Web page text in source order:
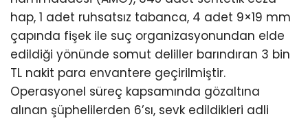
hap, 1 adet ruhsatsız tabanca, 4 adet 9×19 mm
çapında fişek ile suç organizasyonundan elde
edildiği yönünde somut deliller barındıran 3 bin
TL nakit para envantere geçirilmiştir.
Operasyonel süreç kapsamında gözaltına
alınan şüphelilerden 6’sı, sevk edildikleri adli